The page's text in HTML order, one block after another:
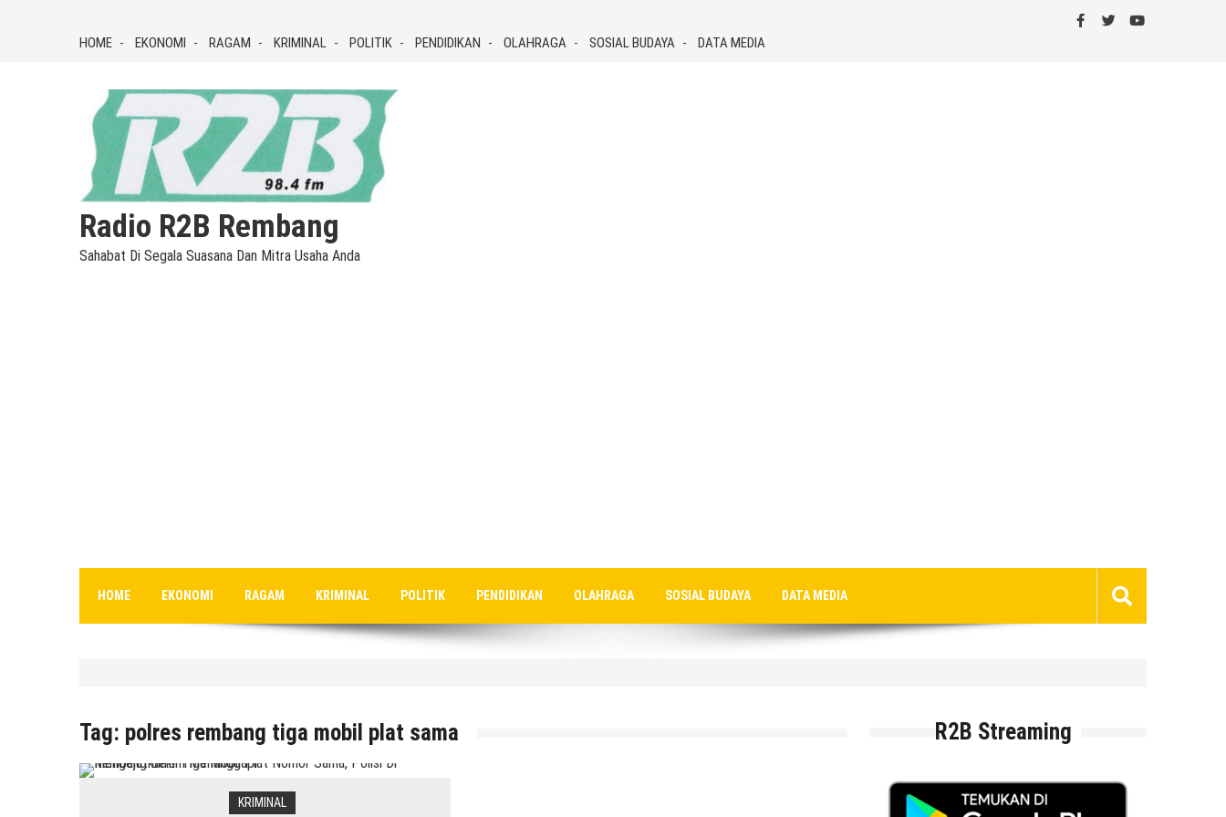
HOME EKONOMI RAGAM KRIMINAL POLITIK PENDIDIKAN OLAHRAGA SOSIAL BUDAYA DATA MEDIA
Radio R2B Rembang
Sahabat Di Segala Suasana Dan Mitra Usaha Anda
HOME EKONOMI RAGAM KRIMINAL POLITIK PENDIDIKAN OLAHRAGA SOSIAL BUDAYA DATA MEDIA
8 Agustus 2026 bymusa r2b
Tag: polres rembang tiga mobil plat sama
KRIMINAL
R2B Streaming